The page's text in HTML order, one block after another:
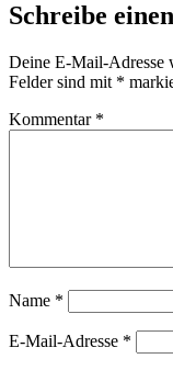
Schreibe
Deine E-Mail-Adresse
Felder sind mit *
Kommentar *
Name *
E-Mail-Adresse *